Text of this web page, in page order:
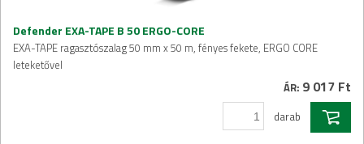
Defender EXA-TAPE B 50 ERGO-CORE
EXA-TAPE ragasztószalag 50 mm x 50 m, fényes fekete, ERGO CORE
leteketővel
ÁR: 9 017 Ft
darab